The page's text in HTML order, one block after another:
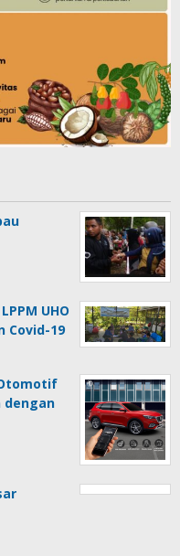
UHO
Covid-19
dengan